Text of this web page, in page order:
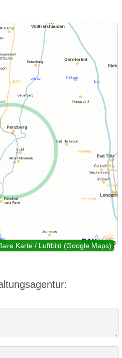
Karte / Luftbild (Google Maps)